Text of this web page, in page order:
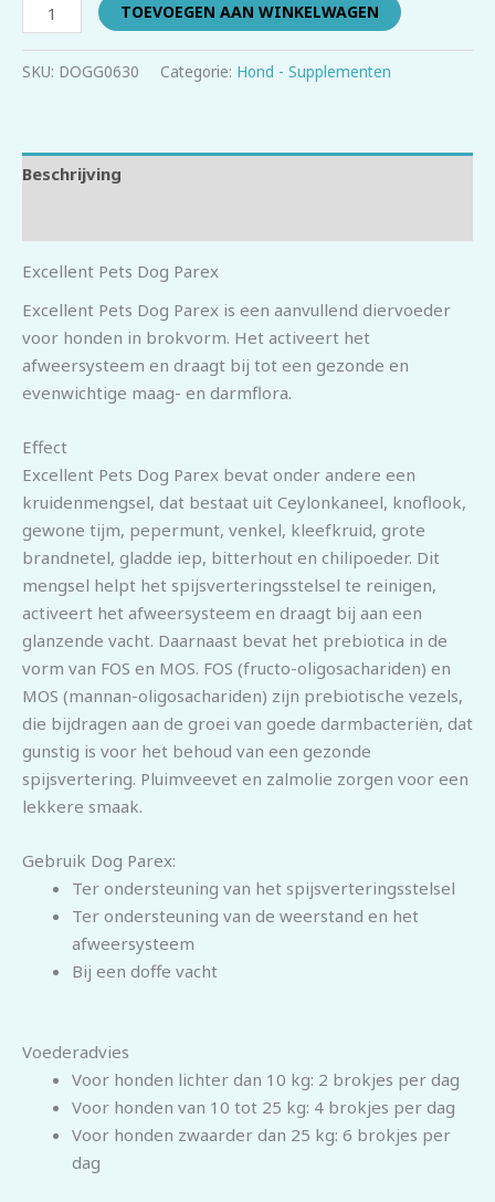
TOEVOEGEN AAN WINKELWAGEN
SKU: DOGG0630 Categorie: Hond - Supplementen
Beschrijving
Excellent Pets Dog Parex
Excellent Pets Dog Parex is een aanvullend diervoeder
voor honden in brokvorm. Het activeert het
afweersysteem en draagt bij tot een gezonde en
evenwichtige maag- en darmflora.
Effect
Excellent Pets Dog Parex bevat onder andere een
kruidenmengsel, dat bestaat uit Ceylonkaneel, knoflook,
gewone tijm, pepermunt, venkel, kleefkruid, grote
brandnetel, gladde iep, bitterhout en chilipoeder. Dit
mengsel helpt het spijsverteringsstelsel te reinigen,
activeert het afweersysteem en draagt bij aan een
glanzende vacht. Daarnaast bevat het prebiotica in de
vorm van FOS en MOS. FOS (fructo-oligosachariden) en
MOS (mannan-oligosachariden) zijn prebiotische vezels,
die bijdragen aan de groei van goede darmbacteriën, dat
gunstig is voor het behoud van een gezonde
spijsvertering. Pluimveevet en zalmolie zorgen voor een
lekkere smaak.
Gebruik Dog Parex:
Ter ondersteuning van het spijsverteringsstelsel
Ter ondersteuning van de weerstand en het
afweersysteem
Bij een doffe vacht
Voederadvies
Voor honden lichter dan 10 kg: 2 brokjes per dag
Voor honden van 10 tot 25 kg: 4 brokjes per dag
Voor honden zwaarder dan 25 kg: 6 brokjes per
dag